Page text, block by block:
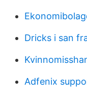
Dricks i san
Adfenix